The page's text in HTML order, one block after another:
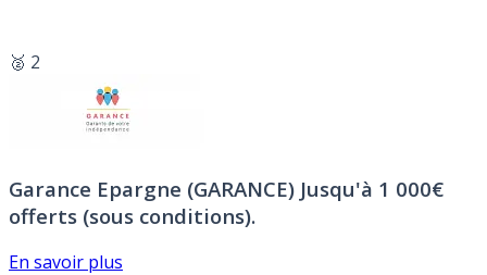
🥈 2
Garance Epargne (GARANCE) Jusqu'à 1 000€
offerts (sous conditions).
En savoir plus